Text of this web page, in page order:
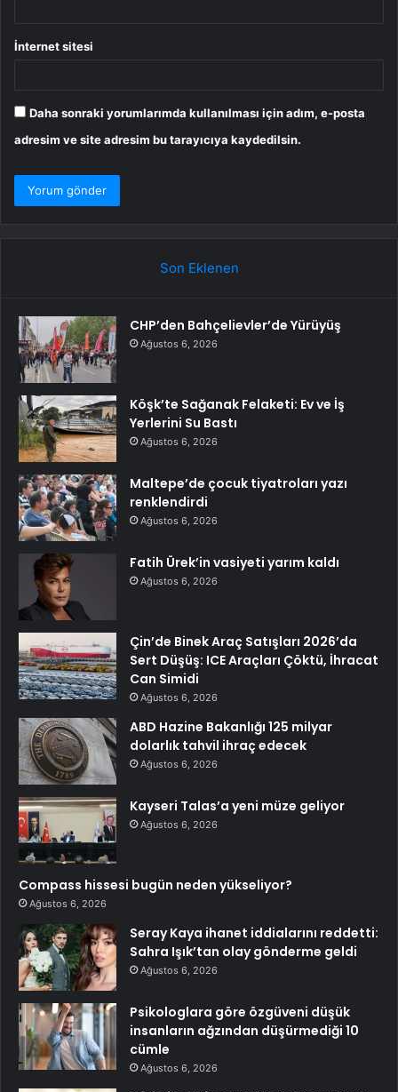
İnternet sitesi
Daha sonraki yorumlarımda kullanılması için adım, e-posta
adresim ve site adresim bu tarayıcıya kaydedilsin.
Son Eklenen
CHP’den Bahçelievler’de Yürüyüş
Ağustos 6, 2026
Köşk’te Sağanak Felaketi: Ev ve İş
Yerlerini Su Bastı
Ağustos 6, 2026
Maltepe’de çocuk tiyatroları yazı
renklendirdi
Ağustos 6, 2026
Fatih Ürek’in vasiyeti yarım kaldı
Ağustos 6, 2026
Çin’de Binek Araç Satışları 2026’da
Sert Düşüş: ICE Araçları Çöktü, İhracat
Can Simidi
Ağustos 6, 2026
ABD Hazine Bakanlığı 125 milyar
dolarlık tahvil ihraç edecek
Ağustos 6, 2026
Kayseri Talas’a yeni müze geliyor
Ağustos 6, 2026
Compass hissesi bugün neden yükseliyor?
Ağustos 6, 2026
Seray Kaya ihanet iddialarını reddetti:
Sahra Işık’tan olay gönderme geldi
Ağustos 6, 2026
Psikologlara göre özgüveni düşük
insanların ağzından düşürmediği 10
cümle
Ağustos 6, 2026